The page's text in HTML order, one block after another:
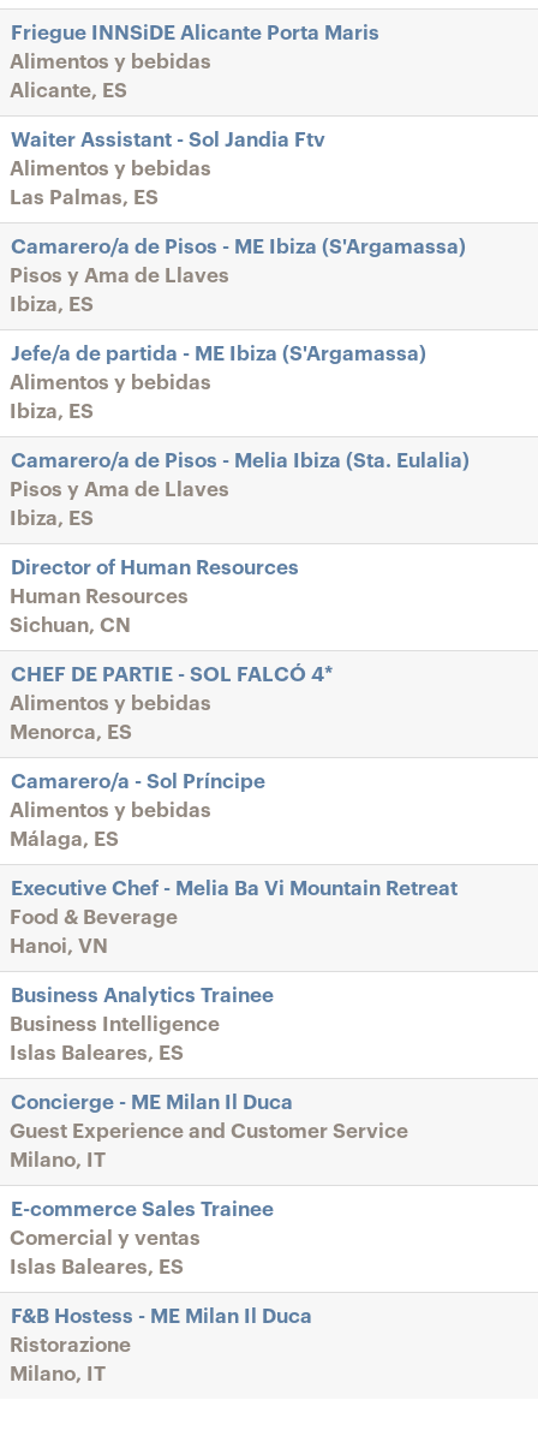
Friegue INNSiDE Alicante Porta Maris
Alimentos y bebidas
Alicante, ES
Waiter Assistant - Sol Jandia Ftv
Alimentos y bebidas
Las Palmas, ES
Camarero/a de Pisos - ME Ibiza (S'Argamassa)
Pisos y Ama de Llaves
Ibiza, ES
Jefe/a de partida - ME Ibiza (S'Argamassa)
Alimentos y bebidas
Ibiza, ES
Camarero/a de Pisos - Melia Ibiza (Sta. Eulalia)
Pisos y Ama de Llaves
Ibiza, ES
Director of Human Resources
Human Resources
Sichuan, CN
CHEF DE PARTIE - SOL FALCÓ 4*
Alimentos y bebidas
Menorca, ES
Camarero/a - Sol Príncipe
Alimentos y bebidas
Málaga, ES
Executive Chef - Melia Ba Vi Mountain Retreat
Food & Beverage
Hanoi, VN
Business Analytics Trainee
Business Intelligence
Islas Baleares, ES
Concierge - ME Milan Il Duca
Guest Experience and Customer Service
Milano, IT
E-commerce Sales Trainee
Comercial y ventas
Islas Baleares, ES
F&B Hostess - ME Milan Il Duca
Ristorazione
Milano, IT